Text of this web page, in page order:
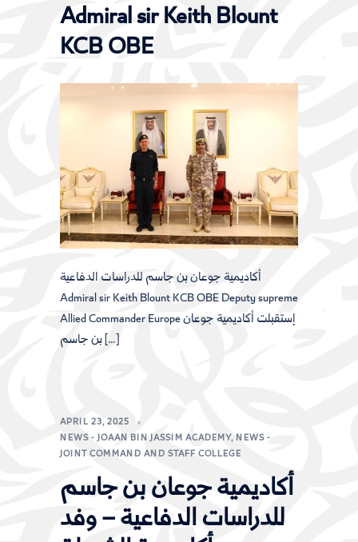
Admiral sir Keith Blount
KCB OBE
أكاديمية جوعان بن جاسم للدراسات الدفاعية
Admiral sir Keith Blount KCB OBE Deputy supreme
Allied Commander Europe إستقبلت أكاديمية جوعان
بن جاسم […]
APRIL 23, 2025
NEWS - JOAAN BIN JASSIM ACADEMY, NEWS -
JOINT COMMAND AND STAFF COLLEGE
أكاديمية جوعان بن جاسم
للدراسات الدفاعية – وفد